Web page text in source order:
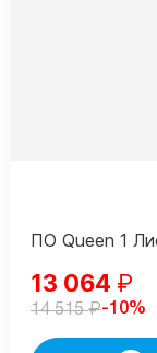
ПО Queen 1
13 064 ₽
14 515₽-10%